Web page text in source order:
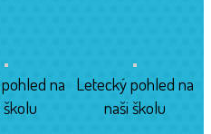
na
školu
Letecký pohled na
naši školu